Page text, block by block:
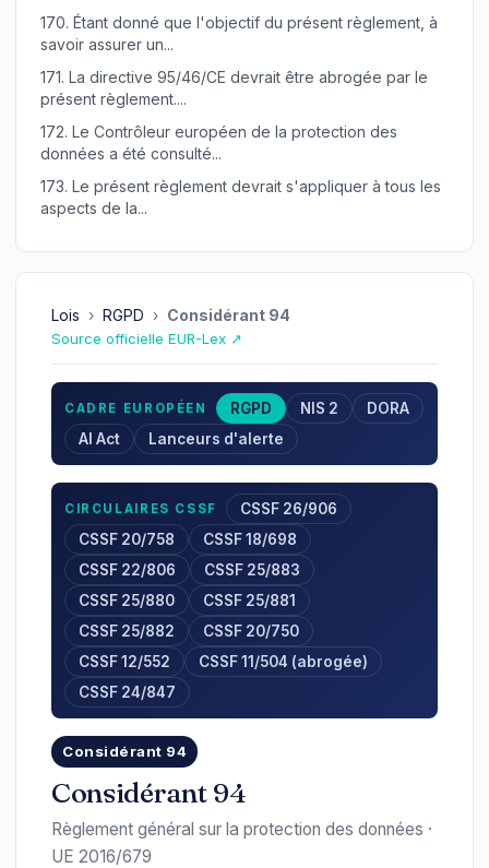
170. Étant donné que l'objectif du présent règlement, à
savoir assurer un...
171. La directive 95/46/CE devrait être abrogée par le
présent règlement....
172. Le Contrôleur européen de la protection des
données a été consulté...
173. Le présent règlement devrait s'appliquer à tous les
aspects de la...
Lois › RGPD › Considérant 94
Source officielle EUR-Lex ↗
CADRE EUROPÉEN RGPD NIS 2
DORA
AI Act
Lanceurs d'alerte
CIRCULAIRES CSSF
CSSF 26/906
CSSF 20/758
CSSF 18/698
CSSF 22/806
CSSF 25/883
CSSF 25/880
CSSF 25/881
CSSF 25/882
CSSF 20/750
CSSF 12/552
CSSF 11/504 (abrogée)
CSSF 24/847
Considérant 94
Considérant 94
Règlement général sur la protection des données ·
UE 2016/679